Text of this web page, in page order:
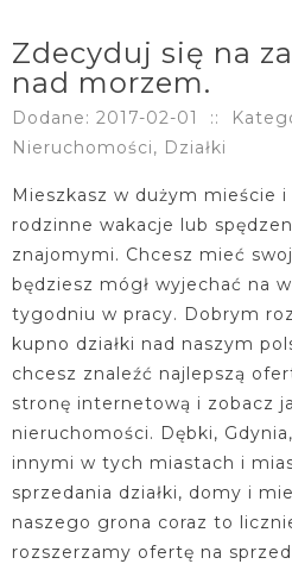
Zdecyduj się na
nad morzem.
Dodane: 2017-02-01 ::
Nieruchomości, Działki
Mieszkasz w dużym mieście i
rodzinne wakacje lub
znajomymi. Chcesz mieć
będziesz mógł wyjechać na
tygodniu w pracy. Dobrym
kupno działki nad naszym
chcesz znaleźć najlepszą
stronę internetową i zobacz
nieruchomości. Dębki,
innymi w tych miastach i
sprzedania działki, domy i
naszego grona coraz to
rozszerzamy ofertę na